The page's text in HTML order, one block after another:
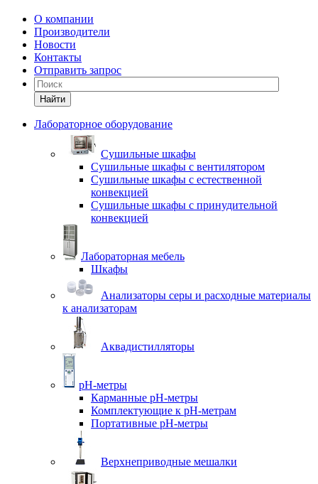
О компании
Производители
Новости
Контакты
Отправить запрос
Найти
Лабораторное оборудование
Cушильные шкафы
Сушильные шкафы с вентилятором
Сушильные шкафы с естественной
конвекцией
Сушильные шкафы с принудительной
конвекцией
Лабораторная мебель
Шкафы
Анализаторы серы и расходные материалы
к анализаторам
Аквадистилляторы
pH-метры
Карманные pH-метры
Комплектующие к pH-метрам
Портативные pH-метры
Верхнеприводные мешалки